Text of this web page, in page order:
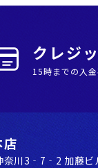
クレジ
15時までの入金
奈川3‐7‐2 加藤ビ